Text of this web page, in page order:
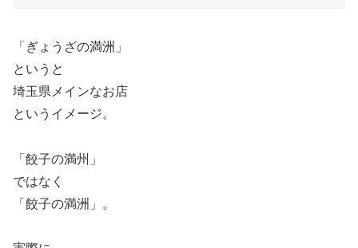
「ぎょうざの満洲」
というと
埼玉県メインなお店
というイメージ。
「餃子の満州」
ではなく
「餃子の満洲」。